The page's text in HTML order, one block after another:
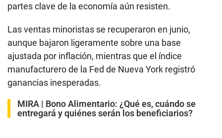
partes clave de la economía aún resisten.
Las ventas minoristas se recuperaron en junio,
aunque bajaron ligeramente sobre una base
ajustada por inflación, mientras que el índice
manufacturero de la Fed de Nueva York registró
ganancias inesperadas.
MIRA | Bono Alimentario: ¿Qué es, cuándo se
entregará y quiénes serán los beneficiarios?